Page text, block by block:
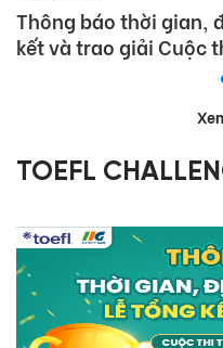
Thông báo thời gian,
kết và trao giải Cuộc
TOEFL